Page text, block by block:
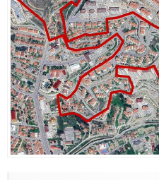
Mekke Anlaşması ve
MHP Lideri Devlet